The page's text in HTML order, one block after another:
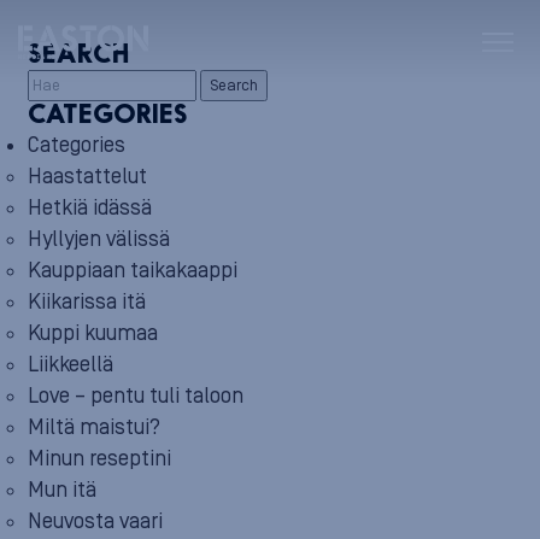
SEARCH
Search
CATEGORIES
Categories
Haastattelut
Hetkiä idässä
Hyllyjen välissä
Kauppiaan taikakaappi
Kiikarissa itä
Kuppi kuumaa
Liikkeellä
Love – pentu tuli taloon
Miltä maistui?
Minun reseptini
Mun itä
Neuvosta vaari